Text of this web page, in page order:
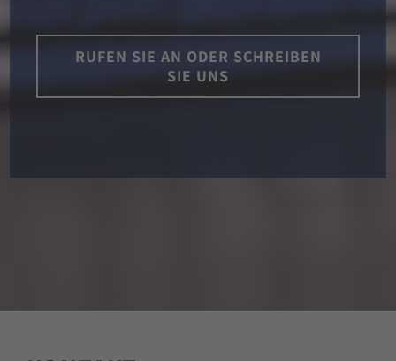
RUFEN SIE AN ODER SCHREIBEN
SIE UNS